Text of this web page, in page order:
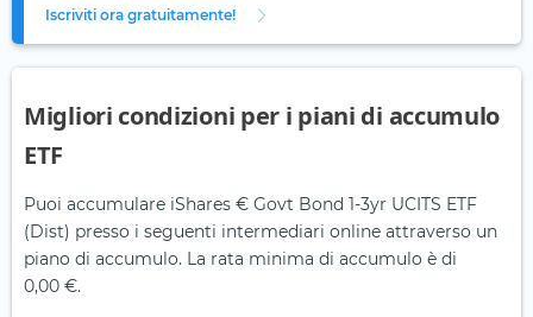
Iscriviti ora gratuitamente!
Migliori condizioni per i piani di accumulo
ETF
Puoi accumulare iShares € Govt Bond 1-3yr UCITS ETF
(Dist) presso i seguenti intermediari online attraverso un
piano di accumulo. La rata minima di accumulo è di
0,00 €.